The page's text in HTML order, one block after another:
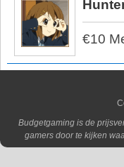
€10
Budgetgaming is de
gamers door te kijken